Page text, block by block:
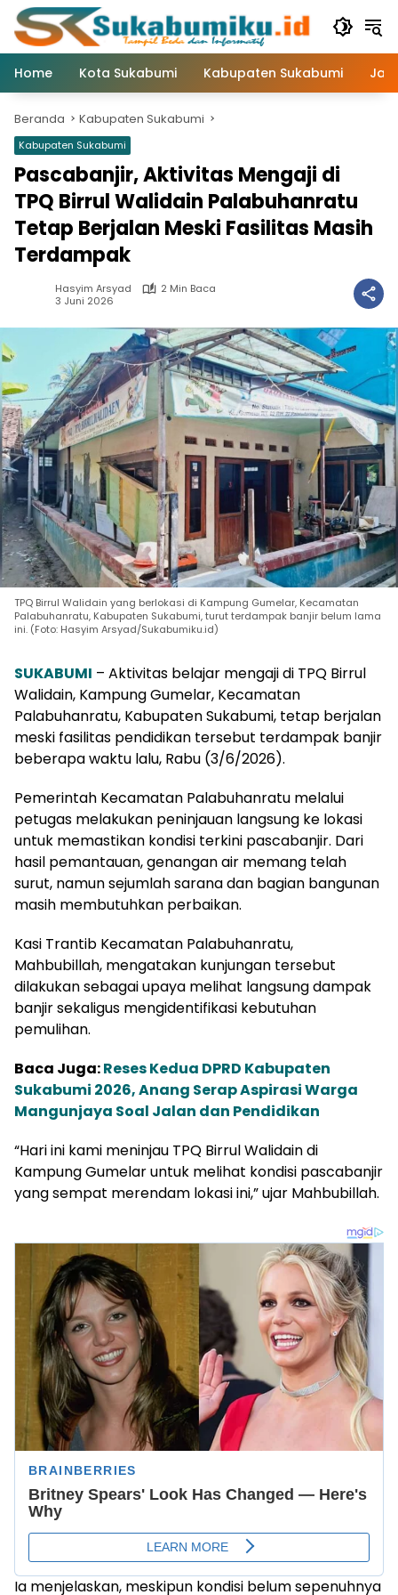
Langsung
konten
Home
Kota Sukabumi Kabupaten Sukabumi
Beranda Kabupaten Sukabumi
Kabupaten Sukabumi
Pascabanjir, Aktivitas Mengaji di
TPQ Birrul Walidain Palabuhanratu
Tetap Berjalan Meski Fasilitas Masih
Terdampak
Hasyim Arsyad
2 Min Baca
3 Juni 2026
TPQ Birrul Walidain yang berlokasi di Kampung Gumelar, Kecamatan
Palabuhanratu, Kabupaten Sukabumi, turut terdampak banjir belum lama
ini. (Foto: Hasyim Arsyad/Sukabumiku.id)
SUKABUMI – Aktivitas belajar mengaji di TPQ Birrul
Walidain, Kampung Gumelar, Kecamatan
Palabuhanratu, Kabupaten Sukabumi, tetap berjalan
meski fasilitas pendidikan tersebut terdampak banjir
beberapa waktu lalu, Rabu (3/6/2026).
Pemerintah Kecamatan Palabuhanratu melalui
petugas melakukan peninjauan langsung ke lokasi
untuk memastikan kondisi terkini pascabanjir. Dari
hasil pemantauan, genangan air memang telah
surut, namun sejumlah sarana dan bagian bangunan
masih membutuhkan perbaikan.
Kasi Trantib Kecamatan Palabuhanratu,
Mahbubillah, mengatakan kunjungan tersebut
dilakukan sebagai upaya melihat langsung dampak
banjir sekaligus mengidentifikasi kebutuhan
pemulihan.
Baca Juga:Reses Kedua DPRD Kabupaten
Sukabumi 2026, Anang Serap Aspirasi Warga
Mangunjaya Soal Jalan dan Pendidikan
“Hari ini kami meninjau TPQ Birrul Walidain di
Kampung Gumelar untuk melihat kondisi pascabanjir
yang sempat merendam lokasi ini,” ujar Mahbubillah.
Ia menjelaskan, meskipun kondisi belum sepenuhnya